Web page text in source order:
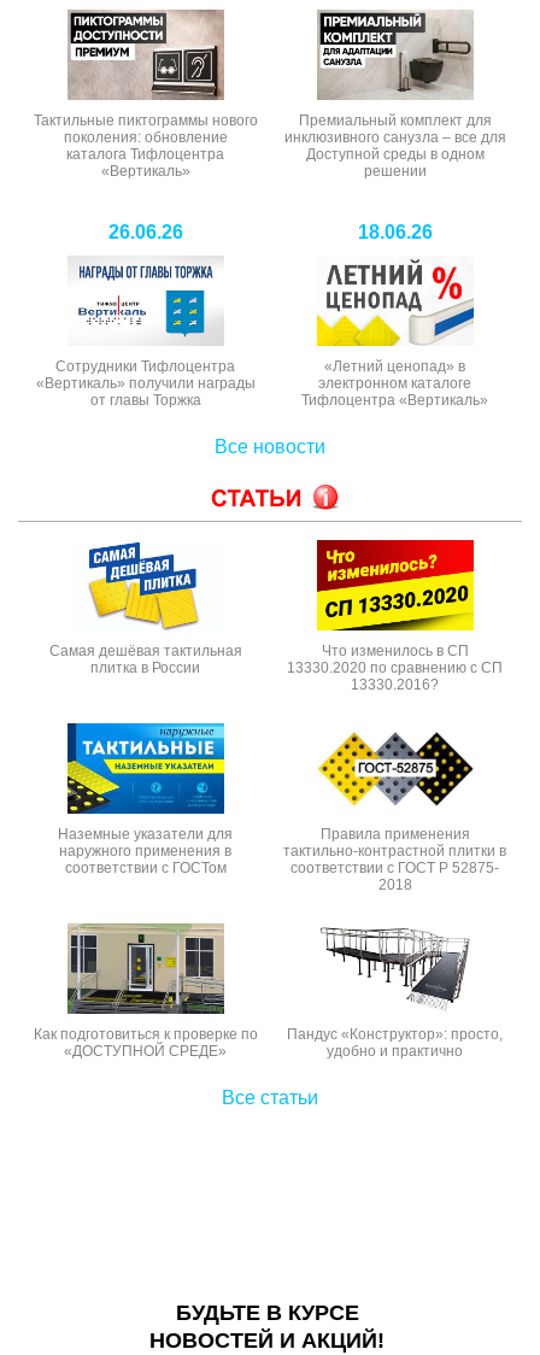
Тактильные пиктограммы нового
поколения: обновление
каталога Тифлоцентра
«Вертикаль»
Премиальный комплект для
инклюзивного санузла – все для
Доступной среды в одном
решении
26.06.26
Сотрудники Тифлоцентра
«Вертикаль» получили награды
от главы Торжка
18.06.26
«Летний ценопад» в
электронном каталоге
Тифлоцентра «Вертикаль»
Все новости
Самая дешёвая тактильная
плитка в России
Что изменилось в СП
13330.2020 по сравнению с СП
13330.2016?
Наземные указатели для
наружного применения в
соответствии с ГОСТом
Правила применения
тактильно-контрастной плитки в
соответствии с ГОСТ Р 52875-
2018
Как подготовиться к проверке по
«ДОСТУПНОЙ СРЕДЕ»
Пандус «Конструктор»: просто,
удобно и практично
Все статьи
БУДЬТЕ В КУРСЕ
НОВОСТЕЙ И АКЦИЙ!